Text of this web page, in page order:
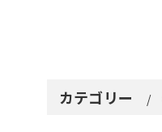
カテゴリー